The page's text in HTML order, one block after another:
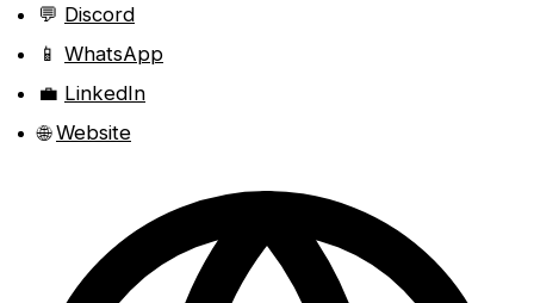
💬 Discord
📱 WhatsApp
💼 LinkedIn
🌐Website